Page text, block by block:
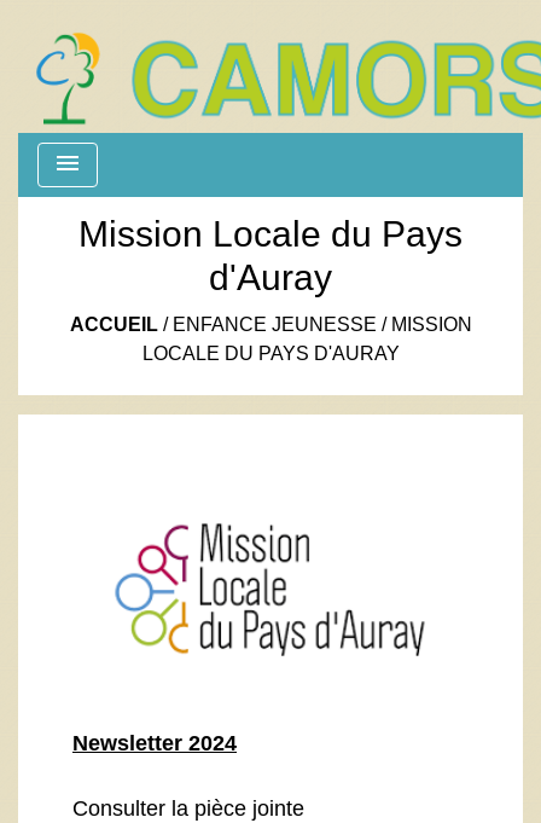
menu
Mission Locale du Pays
d'Auray
ACCUEIL/ ENFANCE JEUNESSE / MISSION
LOCALE DU PAYS D'AURAY
Newsletter 2024
Consulter la pièce jointe